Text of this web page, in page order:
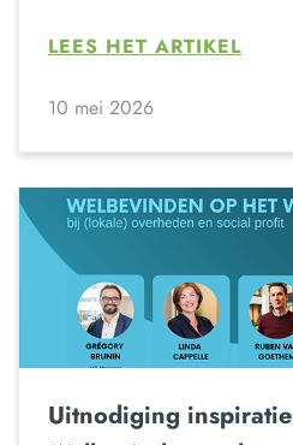
LEES HET ARTIKEL
10 mei 2026
Uitnodiging